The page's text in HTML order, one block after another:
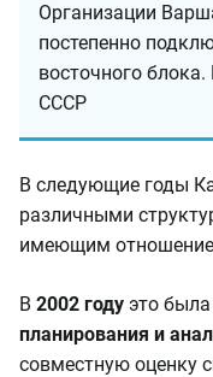
Организации
постепенно
восточного
СССР
В следующие годы
различными
имеющим
В 2002 году это
планирования и
совместную оценку